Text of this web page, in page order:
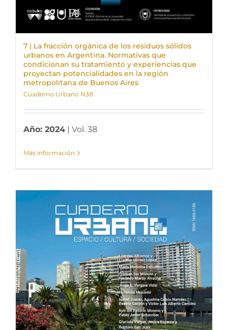
7 | La fracción orgánica de los residuos sólidos
urbanos en Argentina. Normativas que
condicionan su tratamiento y experiencias que
proyectan potencialidades en la región
metropolitana de Buenos Aires
Cuaderno Urbano N38
Año: 2024 | Vol. 38
Más información